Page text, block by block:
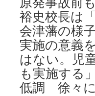
裕史校長は
会津藩の様
実施の意義
はない。児
も実施する
低調 徐々に